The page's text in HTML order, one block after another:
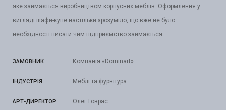
яке займається виробництвом корпусних меблів. Оформлення у
вигляді шафи-купе настільки зрозуміло, що вже не було
необхідності писати чим підприємство займається.
ЗАМОВНИК Компанія «Dominart»
ІНДУСТРІЯ Меблі та фурнітура
АРТ-ДИРЕКТОР Олег Говрас